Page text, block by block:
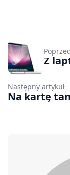
Z
Następny artykuł
Na kartę